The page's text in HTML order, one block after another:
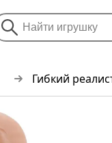
Гибкий